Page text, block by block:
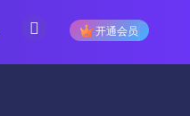
开通会员